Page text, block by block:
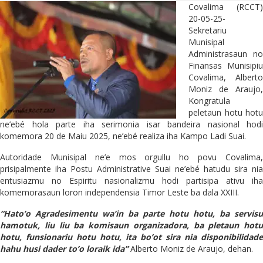
Covalima (RCCT)
20-05-25-
Sekretariu
Munisipal
Administrasaun no
Finansas Munisipiu
Covalima, Alberto
Moniz de Araujo,
Kongratula
peletaun hotu hotu
ne’ebé hola parte iha serimonia isar bandeira nasional hodi
komemora 20 de Maiu 2025, ne’ebé realiza iha Kampo Ladi Suai.
Autoridade Munisipal ne’e mos orgullu ho povu Covalima,
prisipalmente iha Postu Administrative Suai ne’ebé hatudu sira nia
entusiazmu no Espiritu nasionalizmu hodi partisipa ativu iha
komemorasaun loron independensia Timor Leste ba dala XXIII.
“Hato’o Agradesimentu wa’in ba parte hotu hotu, ba servisu
hamotuk, liu liu ba komisaun organizadora, ba pletaun hotu
hotu, funsionariu hotu hotu, ita bo’ot sira nia disponibilidade
hahu husi dader to’o loraik ida”Alberto Moniz de Araujo, dehan.